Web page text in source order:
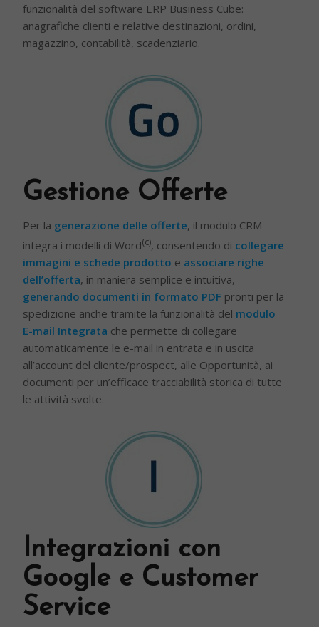
funzionalità del software ERP Business Cube:
anagrafiche clienti e relative destinazioni, ordini,
magazzino, contabilità, scadenziario.
Gestione Offerte
Per la generazione delle offerte, il modulo CRM
integra i modelli di Word(c), consentendo di collegare
immagini e schede prodotto e associare righe
dell’offerta, in maniera semplice e intuitiva,
generando documenti in formato PDF pronti per la
spedizione anche tramite la funzionalità del modulo
E-mail Integrata che permette di collegare
automaticamente le e-mail in entrata e in uscita
all’account del cliente/prospect, alle Opportunità, ai
documenti per un’efficace tracciabilità storica di tutte
le attività svolte.
Integrazioni con
Google e Customer
Service